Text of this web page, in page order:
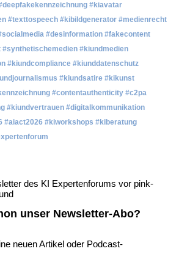
#kiavatar
#texttospeech #kibildgenerator #medienrecht
#desinformation #fakecontent
#kiundmedien
#kiundcompliance #kiunddatenschutz
#kiundsatire #kikunst
#contentauthenticity #c2pa
#kiundvertrauen #digitalkommunikation
#aiact2026 #kiworkshops #kiberatung
unser Newsletter-Abo?
neuen Artikel oder Podcast-